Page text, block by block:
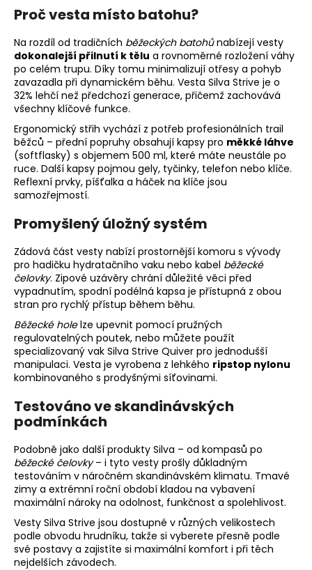
v
ý
p
i
s
u
Proč vesta místo batohu?
Na rozdíl od tradičních běžeckých batohůnabízejí vesty
dokonalejší přilnutí k tělu a rovnoměrné rozložení váhy
po celém trupu. Díky tomu minimalizují otřesy a pohyb
zavazadla při dynamickém běhu. Vesta Silva Strive je o
32% lehčí než předchozí generace, přičemž zachovává
všechny klíčové funkce.
Ergonomický střih vychází z potřeb profesionálních trail
běžců – přední popruhy obsahují kapsy pro měkké láhve
(softflasky) s objemem 500 ml, které máte neustále po
ruce. Další kapsy pojmou gely, tyčinky, telefon nebo klíče.
Reflexní prvky, píšťalka a háček na klíče jsou
samozřejmostí.
Promyšlený úložný systém
Zádová část vesty nabízí prostornější komoru s vývody
pro hadičku hydratačního vaku nebo kabel běžecké
čelovky. Zipové uzávěry chrání důležité věci před
vypadnutím, spodní podélná kapsa je přístupná z obou
stran pro rychlý přístup během běhu.
Běžecké holelze upevnit pomocí pružných
regulovatelných poutek, nebo můžete použít
specializovaný vak Silva Strive Quiver pro jednodušší
manipulaci. Vesta je vyrobena z lehkého ripstop nylonu
kombinovaného s prodyšnými síťovinami.
Testováno ve skandinávských
podmínkách
Podobně jako další produkty Silva – od kompasů po
běžecké čelovky– i tyto vesty prošly důkladným
testováním v náročném skandinávském klimatu. Tmavé
zimy a extrémní roční období kladou na vybavení
maximální nároky na odolnost, funkčnost a spolehlivost.
Vesty Silva Strive jsou dostupné v různých velikostech
podle obvodu hrudníku, takže si vyberete přesně podle
své postavy a zajistíte si maximální komfort i při těch
nejdelších závodech.